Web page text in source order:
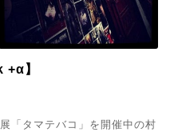
】
「タマテバコ」を開催中の村